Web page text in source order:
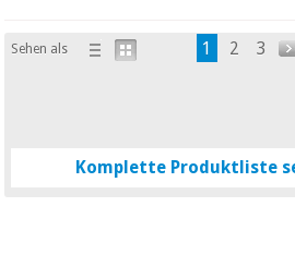
Sehen als 1 2 3
Komplette Produktliste